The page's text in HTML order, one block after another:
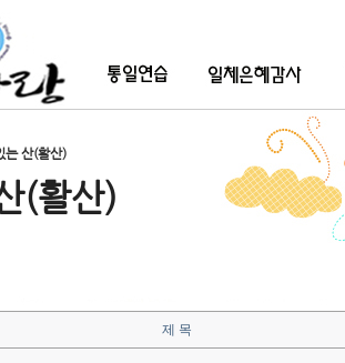
(활산)
는 산(활산)
제 목